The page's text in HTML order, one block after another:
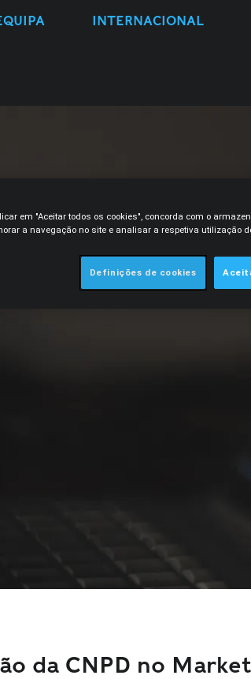
INTERNACIONAL
da CNPD no
em "Aceitar todos os cookies", concorda com o
a navegação no site e analisar a respetiva utilização
Definições de cookies